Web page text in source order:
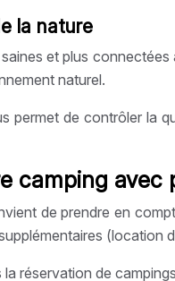
la nature
et plus
naturel.
permet de contrôler la
camping avec
de prendre en
(location
réservation de